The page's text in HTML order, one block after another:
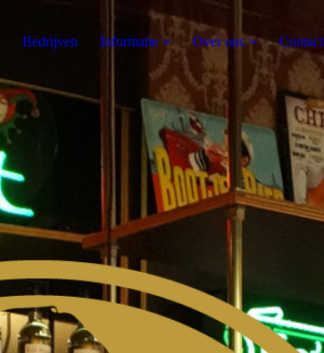
Bedrijven Informatie Over ons Contact